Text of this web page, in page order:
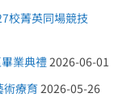
校菁英同場競技
業典禮 2026-06-01
療育 2026-05-26